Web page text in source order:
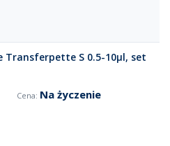
Transferpette S 0.5-10µl, set
Na życzenie